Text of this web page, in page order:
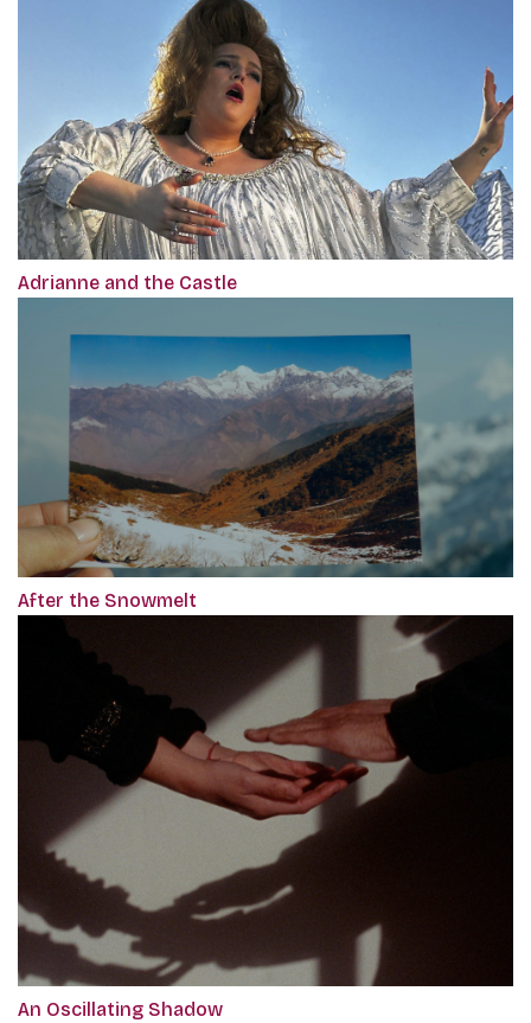
Adrianne and the Castle
After the Snowmelt
An Oscillating Shadow